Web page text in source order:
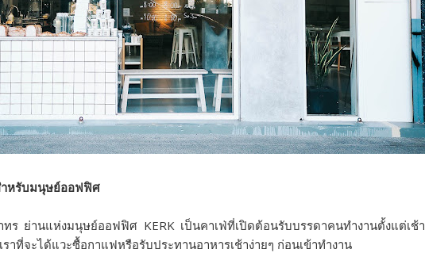
ำหรับมนุษย์ออฟฟิศ
ร ย่านแห่งมนุษย์ออฟฟิศ KERK เป็นคาเฟ่ที่เปิดต้อนรับบรรดาคนทำงานตั้งแต่เช้า
ราที่จะได้แวะซื้อกาแฟหรือรับประทานอาหารเช้าง่ายๆ ก่อนเข้าทำงาน